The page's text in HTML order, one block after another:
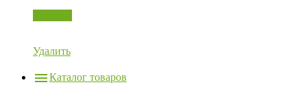
Удалить
Каталог товаров